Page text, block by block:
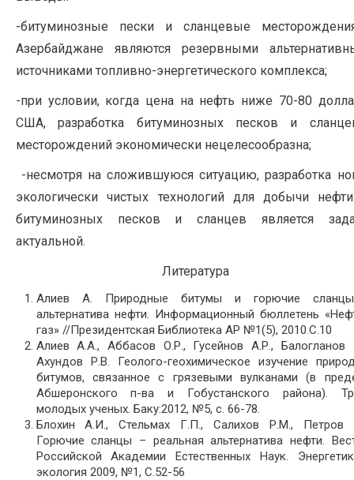
-битуминозные пески и сланцевые
Азербайджане являются резервными
источниками топливно-энергетического комплекса;
-при условии, когда цена на нефть ниже 70-80
США, разработка битуминозных песков и
месторождений экономически нецелесообразна;
-несмотря на сложившуюся ситуацию, разработка
экологически чистых технологий для добычи
битуминозных песков и сланцев является
актуальной.
Литература
Алиев А. Природные битумы и горючие
альтернатива нефти. Информационный бюллетень
газ» //Президентская Библиотека АР №1(5), 2010.С.10
Алиев А.А., Аббасов О.Р., Гусейнов А.Р., Балогланов
Ахундов Р.В. Геолого-геохимическое изучение
битумов, связанное с грязевыми вулканами (в
Абшеронского п-ва и Гобустанского района).
молодых ученых. Баку:2012, №5, с. 66-78.
Блохин А.И., Стельмах Г.П., Салихов Р.М., Петров
Горючие сланцы – реальная альтернатива нефти.
Российской Академии Естественных Наук.
экология 2009, №1, С.52-56